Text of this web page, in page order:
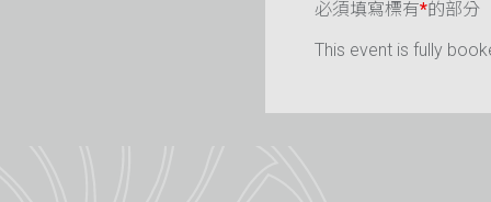
必須填寫標有*的部分
This event is fully